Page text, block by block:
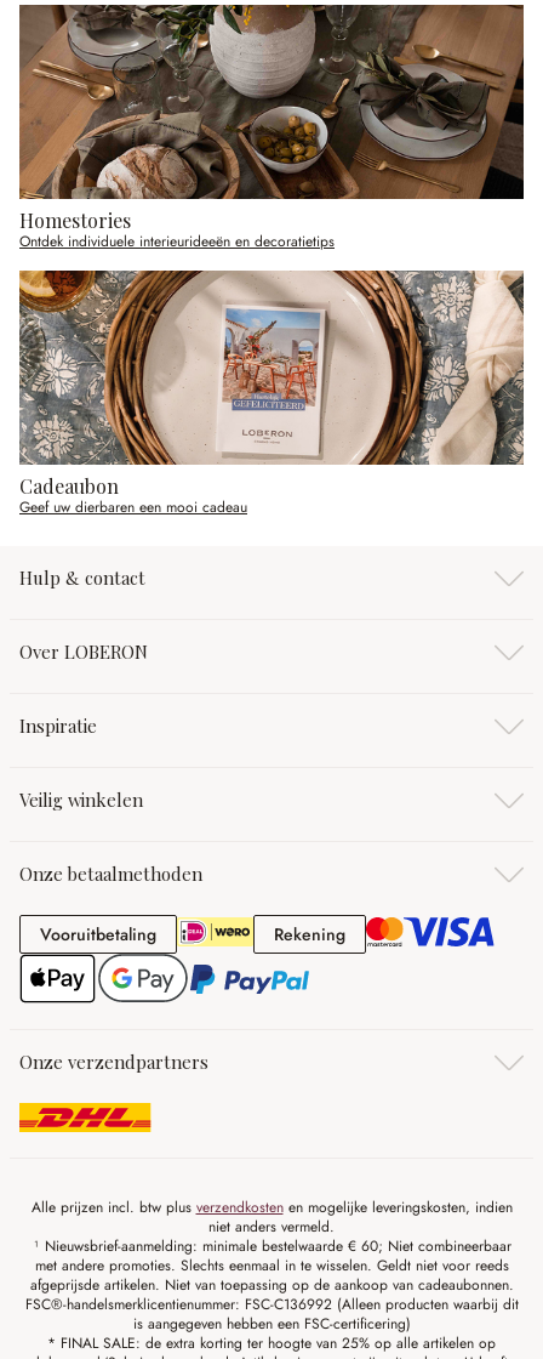
Homestories
Ontdek individuele interieurideeën en decoratietips
Cadeaubon
Geef uw dierbaren een mooi cadeau
Hulp & contact
Over LOBERON
Inspiratie
Veilig winkelen
Onze betaalmethoden
VooruitbetalingVooruitbetaling RekeningRekening
Onze verzendpartners
Alle prijzen incl. btw plus verzendkostenen mogelijke leveringskosten, indien
niet anders vermeld.
¹ Nieuwsbrief-aanmelding: minimale bestelwaarde € 60; Niet combineerbaar
met andere promoties. Slechts eenmaal in te wisselen. Geldt niet voor reeds
afgeprijsde artikelen. Niet van toepassing op de aankoop van cadeaubonnen.
FSC®-handelsmerklicentienummer: FSC-C136992 (Alleen producten waarbij dit
is aangegeven hebben een FSC-certificering)
* FINAL SALE: de extra korting ter hoogte van 25% op alle artikelen op